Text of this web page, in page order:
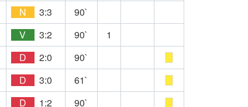
N 3:3
90`
V 3:2 90`
1
D 2:0
90`
D 3:0
61`
D 1:2
90`